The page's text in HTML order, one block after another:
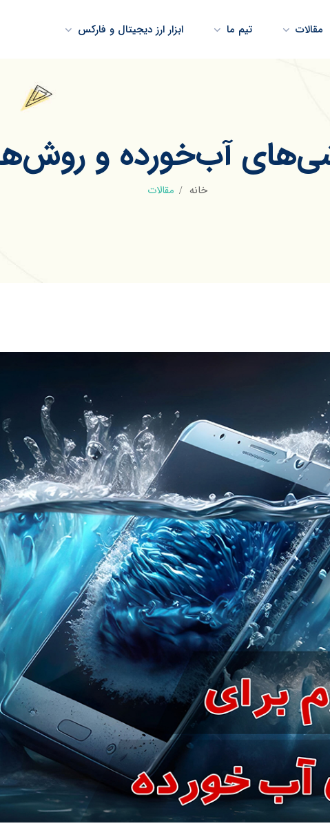
مقالات تیم ما ابزار ارز دیجیتال و فارکس
آب‌خورده و
خانه مقالات